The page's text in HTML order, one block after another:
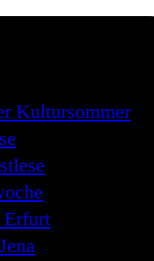
Kultursommer